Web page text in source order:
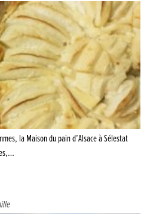
la Maison du pain d’Alsace à Sélestat